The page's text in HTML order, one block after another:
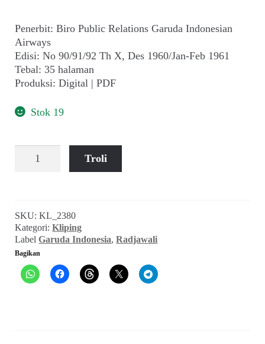
child
Alamat
Rekening
Reseller
Penerbit: Biro Public Relations Garuda Indonesian
Airways
Edisi: No 90/91/92 Th X, Des 1960/Jan-Feb 1961
Tebal: 35 halaman
Produksi: Digital | PDF
Stok 19
Radjawali
X,
Des
1960/Jan-
Feb
1961)
Troli
SKU:KL_2380
Kategori:Kliping
LabelGaruda Indonesia,Radjawali
Bagikan